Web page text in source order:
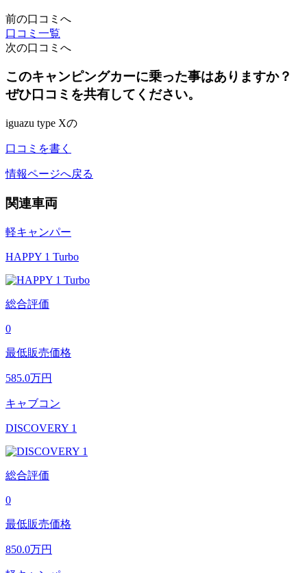
前の口コミへ
口コミ一覧
次の口コミへ
このキャンピングカーに乗った事はありますか？
ぜひ口コミを共有してください。
iguazu type Xの
口コミを書く
情報ページへ戻る
関連車両
軽キャンパー
HAPPY 1 Turbo
総合評価
0
最低販売価格
585.0万円
キャブコン
DISCOVERY 1
総合評価
0
最低販売価格
850.0万円